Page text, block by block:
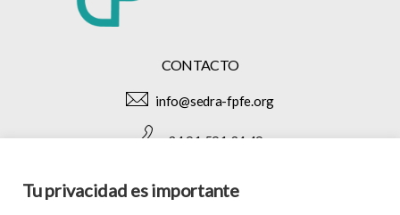
CONTACTO
info@sedra-fpfe.org
+34 91 591 34 49
SÍGUENOS EN:
Tu privacidad es importante